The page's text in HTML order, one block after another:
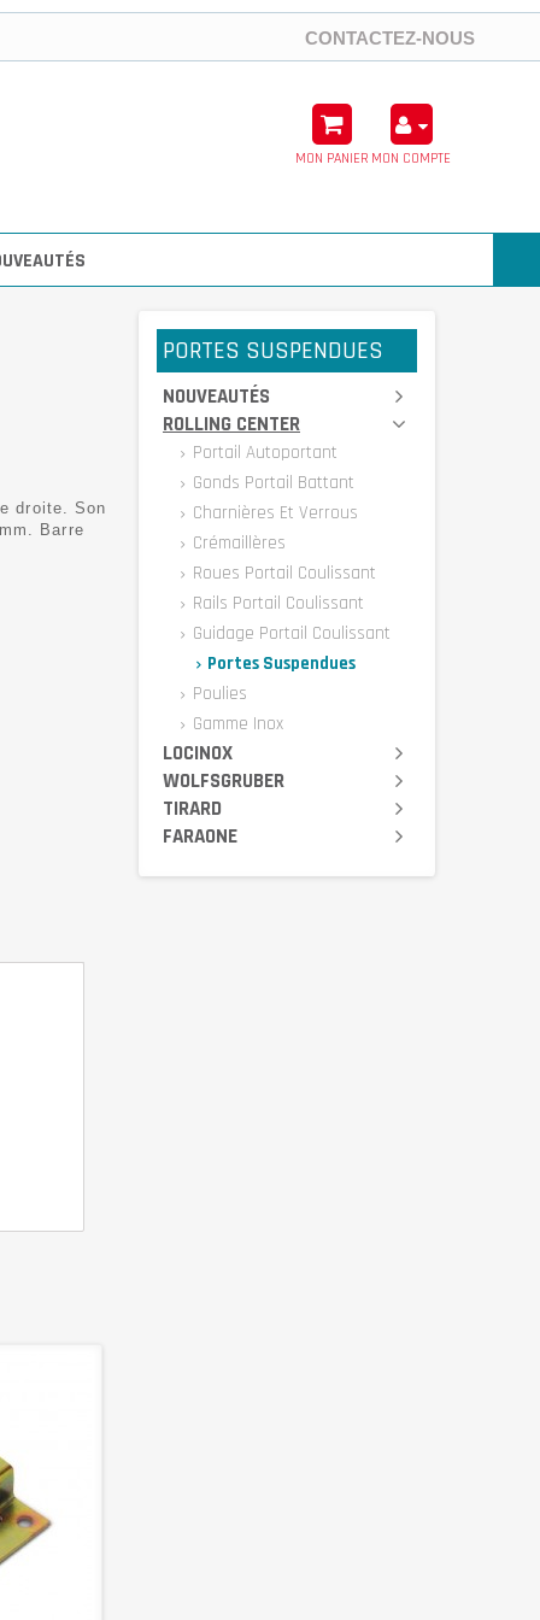
CONTACTEZ-NOUS
MON PANIER MON COMPTE
droite. Son
Barre
PORTES SUSPENDUES
NOUVEAUTÉS
ROLLING CENTER
Portail Autoportant
Gonds Portail Battant
Charnières Et Verrous
Crémaillères
Roues Portail Coulissant
Rails Portail Coulissant
Guidage Portail Coulissant
Portes Suspendues
Poulies
Gamme Inox
LOCINOX
WOLFSGRUBER
TIRARD
FARAONE